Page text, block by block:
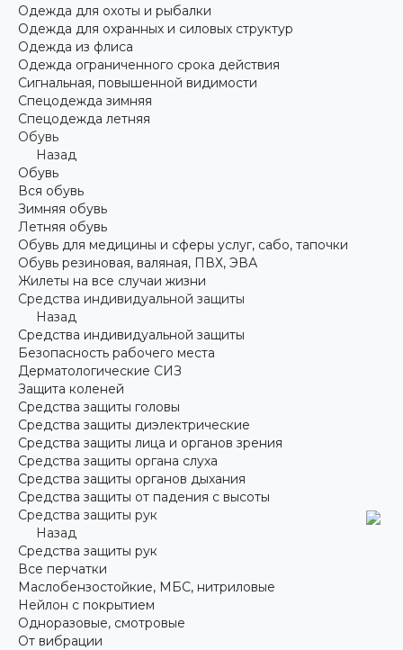
Одежда для охоты и рыбалки
Одежда для охранных и силовых структур
Одежда из флиса
Одежда ограниченного срока действия
Сигнальная, повышенной видимости
Спецодежда зимняя
Спецодежда летняя
Обувь
Назад
Обувь
Вся обувь
Зимняя обувь
Летняя обувь
Обувь для медицины и сферы услуг, сабо, тапочки
Обувь резиновая, валяная, ПВХ, ЭВА
Жилеты на все случаи жизни
Средства индивидуальной защиты
Назад
Средства индивидуальной защиты
Безопасность рабочего места
Дерматологические СИЗ
Защита коленей
Средства защиты головы
Средства защиты диэлектрические
Средства защиты лица и органов зрения
Средства защиты органа слуха
Средства защиты органов дыхания
Средства защиты от падения с высоты
Средства защиты рук
Назад
Средства защиты рук
Все перчатки
Маслобензостойкие, МБС, нитриловые
Нейлон с покрытием
Одноразовые, смотровые
От вибрации